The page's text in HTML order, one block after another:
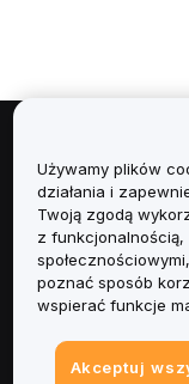
Informacje
Usługi
Obsługa
Używamy plików
działania i
Twoją zgodą
z funkcjonalnością,
poznać sposób
wspierać funkcje
Akceptuj